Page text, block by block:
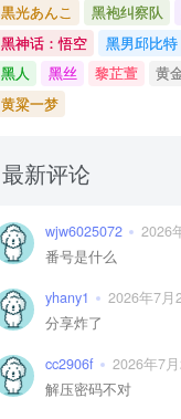
黒光あんこ
黑袍纠察队
黑神话：悟空
黑男邱比特
黑人
黑丝 黎芷萱 黄
黄粱一梦
最新评论
wjw6025072 2026
番号是什么
yhany1 2026年7月
分享炸了
cc2906f 2026年7
解压密码不对